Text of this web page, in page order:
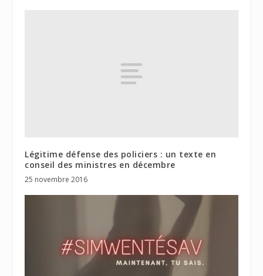
Légitime défense des policiers : un texte en
conseil des ministres en décembre
25 novembre 2016